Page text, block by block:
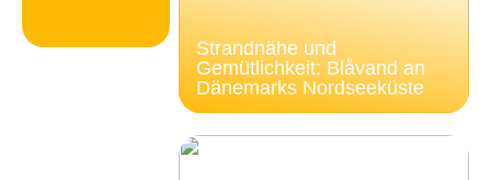
Strandnähe und
Gemütlichkeit: Blåvand an
Dänemarks Nordseeküste